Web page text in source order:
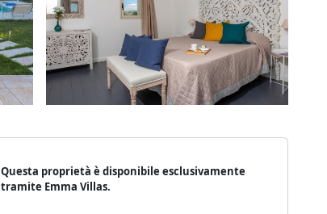
Questa proprietà è disponibile esclusivamente
tramite Emma Villas.